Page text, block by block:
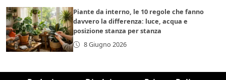
Piante da interno, le 10 regole che fanno
davvero la differenza: luce, acqua e
posizione stanza per stanza
8 Giugno 2026